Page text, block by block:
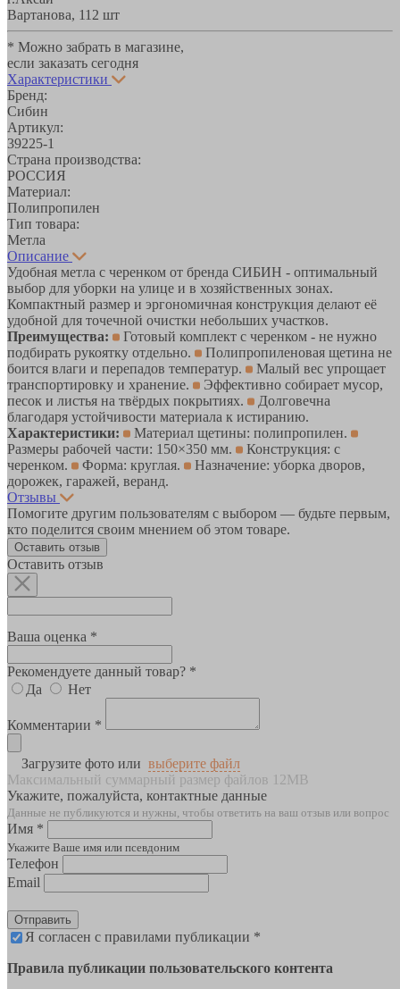
Вартанова, 11 2 шт
* Можно забрать в магазине,
если заказать сегодня
Характеристики
Бренд:
Сибин
Артикул:
39225-1
Страна производства:
РОССИЯ
Материал:
Полипропилен
Тип товара:
Метла
Описание
Удобная метла с черенком от бренда СИБИН - оптимальный
выбор для уборки на улице и в хозяйственных зонах.
Компактный размер и эргономичная конструкция делают её
удобной для точечной очистки небольших участков.
Преимущества:
Готовый комплект с черенком - не нужно
подбирать рукоятку отдельно.
Полипропиленовая щетина не
боится влаги и перепадов температур.
Малый вес упрощает
транспортировку и хранение.
Эффективно собирает мусор,
песок и листья на твёрдых покрытиях.
Долговечна
благодаря устойчивости материала к истиранию.
Характеристики:
Материал щетины: полипропилен.
Размеры рабочей части: 150×350 мм.
Конструкция: с
черенком.
Форма: круглая.
Назначение: уборка дворов,
дорожек, гаражей, веранд.
Отзывы
Помогите другим пользователям с выбором — будьте первым,
кто поделится своим мнением об этом товаре.
Оставить отзыв
Оставить отзыв
Ваша оценка *
Рекомендуете данный товар? *
Да
Нет
Комментарии *
Загрузите фото или выберите файл
Максимальный суммарный размер файлов 12MB
Укажите, пожалуйста, контактные данные
Данные не публикуются и нужны, чтобы ответить на ваш отзыв или вопрос
Имя *
Укажите Ваше имя или псевдоним
Телефон
Email
Отправить
Я согласен с правилами публикации *
Правила публикации пользовательского контента